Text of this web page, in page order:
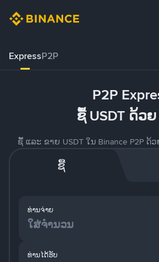
ExpressP2P
P2P
ຊື້ USDT ດ້ວຍ
ຊື້ ແລະ ຂາຍ USDT ໃນ Binance P2P
ຊື້
ທ່ານຈ່າຍ
ທ່ານໄດ້ຮັບ